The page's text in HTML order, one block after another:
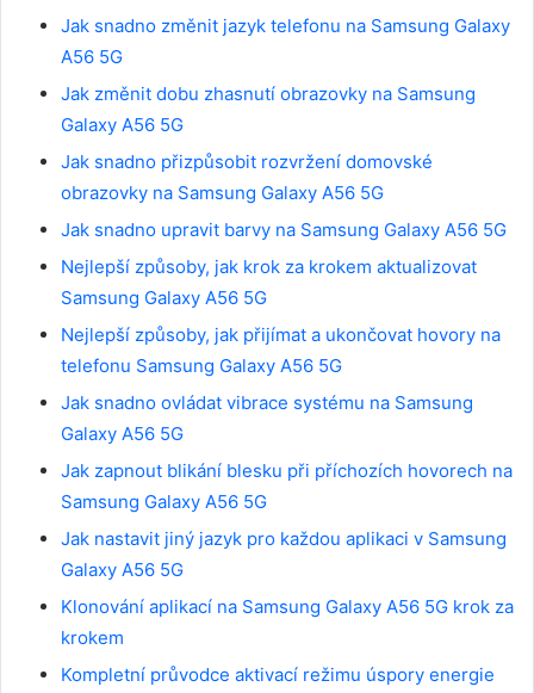
Jak snadno změnit jazyk telefonu na Samsung Galaxy
A56 5G
Jak změnit dobu zhasnutí obrazovky na Samsung
Galaxy A56 5G
Jak snadno přizpůsobit rozvržení domovské
obrazovky na Samsung Galaxy A56 5G
Jak snadno upravit barvy na Samsung Galaxy A56 5G
Nejlepší způsoby, jak krok za krokem aktualizovat
Samsung Galaxy A56 5G
Nejlepší způsoby, jak přijímat a ukončovat hovory na
telefonu Samsung Galaxy A56 5G
Jak snadno ovládat vibrace systému na Samsung
Galaxy A56 5G
Jak zapnout blikání blesku při příchozích hovorech na
Samsung Galaxy A56 5G
Jak nastavit jiný jazyk pro každou aplikaci v Samsung
Galaxy A56 5G
Klonování aplikací na Samsung Galaxy A56 5G krok za
krokem
Kompletní průvodce aktivací režimu úspory energie